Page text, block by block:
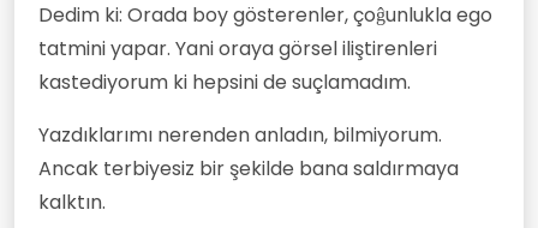
Dedim ki: Orada boy gösterenler, çoĝunlukla ego
tatmini yapar. Yani oraya görsel iliştirenleri
kastediyorum ki hepsini de suçlamadım.
Yazdıklarımı nerenden anladın, bilmiyorum.
Ancak terbiyesiz bir şekilde bana saldırmaya
kalktın.